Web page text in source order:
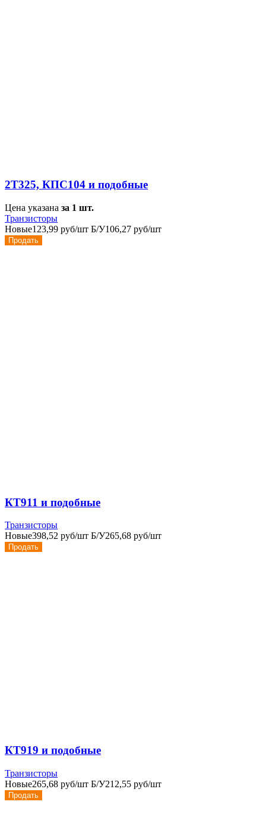
2Т325, КПС104 и подобные
Цена указана за 1 шт.
Транзисторы
Новые123,99 руб/шт Б/У106,27 руб/шт
Продать
КТ911 и подобные
Транзисторы
Новые398,52 руб/шт Б/У265,68 руб/шт
Продать
КТ919 и подобные
Транзисторы
Новые265,68 руб/шт Б/У212,55 руб/шт
Продать